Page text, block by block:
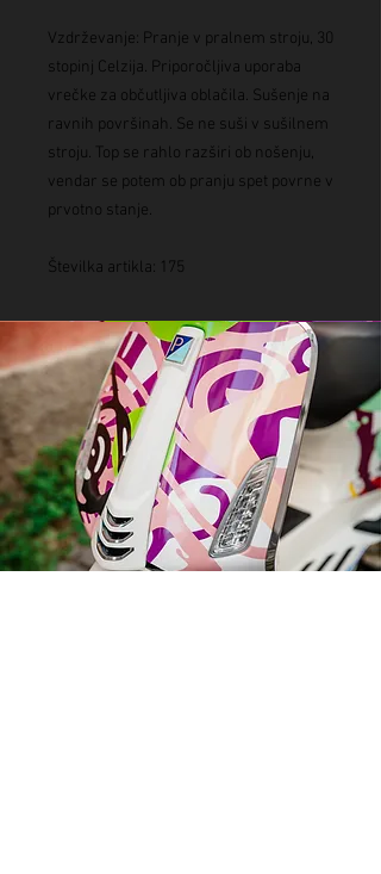
Vzdrževanje: Pranje v pralnem stroju, 30
stopinj Celzija. Priporočljiva uporaba
vrečke za občutljiva oblačila. Sušenje na
ravnih površinah. Se ne suši v sušilnem
stroju. Top se rahlo razširi ob nošenju,
vendar se potem ob pranju spet povrne v
prvotno stanje.
Številka artikla: 175